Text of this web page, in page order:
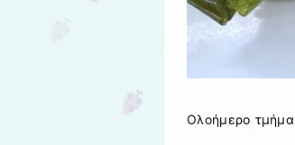
Ολοήμερο τμήμα